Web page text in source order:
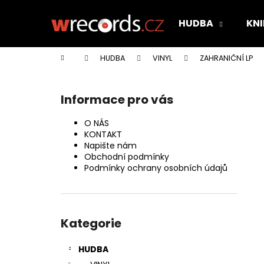
HUDBA
Domů HUDBA VINYL ZAHRANIČNÍ LP
Informace pro vás
O NÁS
KONTAKT
Napište nám
Obchodní podmínky
Podmínky ochrany osobních údajů
kategorie
Kategorie
HUDBA
í
Zpět
do
Zpět
do